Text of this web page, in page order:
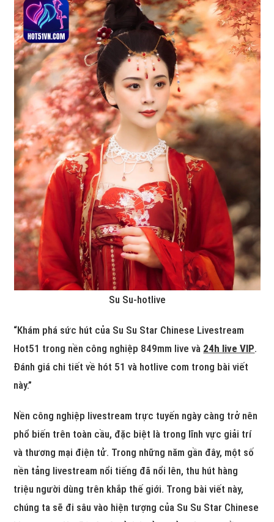
Su Su-hotlive
“Khám phá sức hút của Su Su Star Chinese Livestream
Hot51 trong nền công nghiệp 849mm live và 24h live VIP.
Đánh giá chi tiết về hót 51 và hotlive com trong bài viết
này.”
Nền công nghiệp livestream trực tuyến ngày càng trở nên
phổ biến trên toàn cầu, đặc biệt là trong lĩnh vực giải trí
và thương mại điện tử. Trong những năm gần đây, một số
nền tảng livestream nổi tiếng đã nổi lên, thu hút hàng
triệu người dùng trên khắp thế giới. Trong bài viết này,
chúng ta sẽ đi sâu vào hiện tượng của Su Su Star Chinese